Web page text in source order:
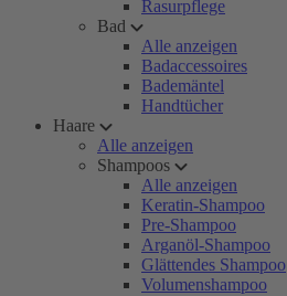
Rasurpflege
Bad
Alle anzeigen
Badaccessoires
Bademäntel
Handtücher
Haare
Alle anzeigen
Shampoos
Alle anzeigen
Keratin-Shampoo
Pre-Shampoo
Arganöl-Shampoo
Glättendes Shampoo
Volumenshampoo